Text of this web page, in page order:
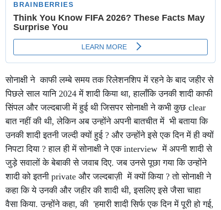
सोनाक्षी ने काफी लम्बे समय तक रिलेशनशिप में रहने के बाद जहीर से
पिछले साल यानि 2024 में शादी किया था, हालाँकि उनकी शादी काफी
सिंपल और जल्दबाजी में हुई थी जिसपर सोनाक्षी ने कभी कुछ clear
बात नहीं की थी, लेकिन अब उन्होंने अपनी बातचीत में भी बताया कि
उनकी शादी इतनी जल्दी क्यों हुई ? और उन्होंने इसे एक दिन में ही क्यों
निपटा दिया ? हाल ही में सोनाक्षी ने एक interview में अपनी शादी से
जुड़े सवालों के बेबाकी से जवाब दिए. जब उनसे पूछा गया कि उन्होंने
शादी को इतनी private और जल्दबाज़ी में क्यों किया ? तो सोनाक्षी ने
कहा कि ये उनकी और जहीर की शादी थी, इसलिए इसे जैसा चाहा
वैसा किया. उन्होंने कहा, की 'हमारी शादी सिर्फ एक दिन में पूरी हो गई,